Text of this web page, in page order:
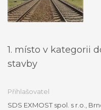
1. místo v kategorii
stavby
Přihlašovatel
SDS EXMOST spol. s r.o.,